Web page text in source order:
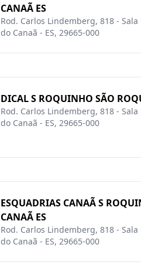
CANAÃ ES
Rod. Carlos Lindemberg, 818 - Sala
do Canaã - ES, 29665-000
DICAL S ROQUINHO SÃO
Rod. Carlos Lindemberg, 818 - Sala
do Canaã - ES, 29665-000
ESQUADRIAS CANAÃ S
CANAÃ ES
Rod. Carlos Lindemberg, 818 - Sala
do Canaã - ES, 29665-000